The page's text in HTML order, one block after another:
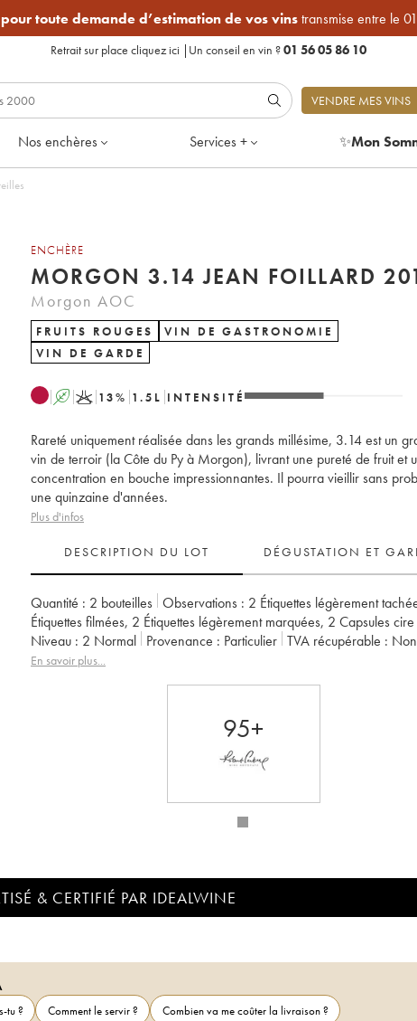
toute demande d’estimation de vos vinstransmise entre le
Retrait sur place cliquez ici | Un conseil en vin ?01 56 05 86 10
VENDRE MES VINS
Nos enchères Services + ✨Mon
ENCHÈRE
MORGON 3.14 JEAN FOILLARD
Morgon AOC
FRUITS ROUGES
VIN DE GASTRONOMIE
VIN DE GARDE
A K 13% 1.5 L INTENSITÉ
Rareté uniquement réalisée dans les grands millésime, 3.14 est un
vin de terroir (la Côte du Py à Morgon), livrant une pureté de fruit et
concentration en bouche impressionnantes. Il pourra vieillir sans
une quinzaine d'années.
Plus d'infos
DESCRIPTION DU LOT DÉGUSTATION ET
Quantité : 2 bouteilles Observations : 2 Étiquettes légèrement
Étiquettes filmées, 2 Étiquettes légèrement marquées, 2 Capsules cire
Niveau : 2 Normal Provenance : particulier TVA récupérable :
non
Région :
Beaujolais
En savoir plus...
95+
& CERTIFIÉ PAR IDEALWINE
tu ? Comment le servir ?
Combien va me coûter la livraison ?